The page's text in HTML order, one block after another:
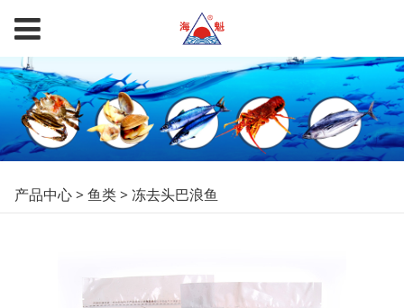
冻去头巴浪鱼
产品中心>鱼类>冻去头巴浪鱼